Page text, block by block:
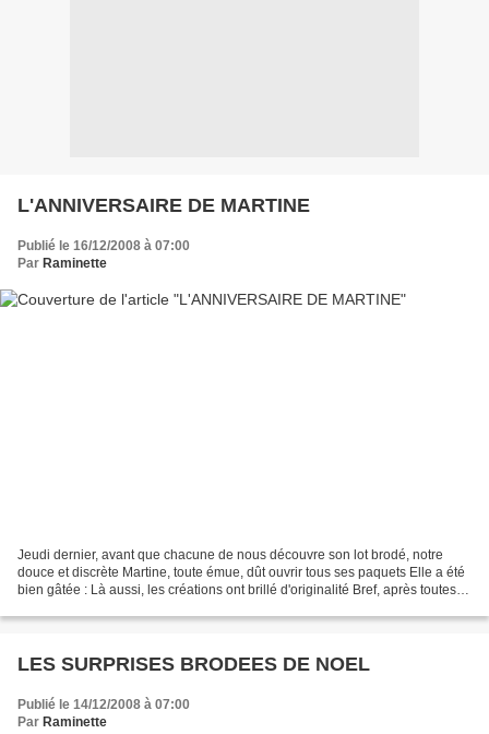
L'ANNIVERSAIRE DE MARTINE
Publié le 16/12/2008 à 07:00
Par Raminette
Jeudi dernier, avant que chacune de nous découvre son lot brodé, notre
douce et discrète Martine, toute émue, dût ouvrir tous ses paquets Elle a été
bien gâtée : Là aussi, les créations ont brillé d'originalité Bref, après toutes
LES SURPRISES BRODEES DE NOEL
Publié le 14/12/2008 à 07:00
Par Raminette